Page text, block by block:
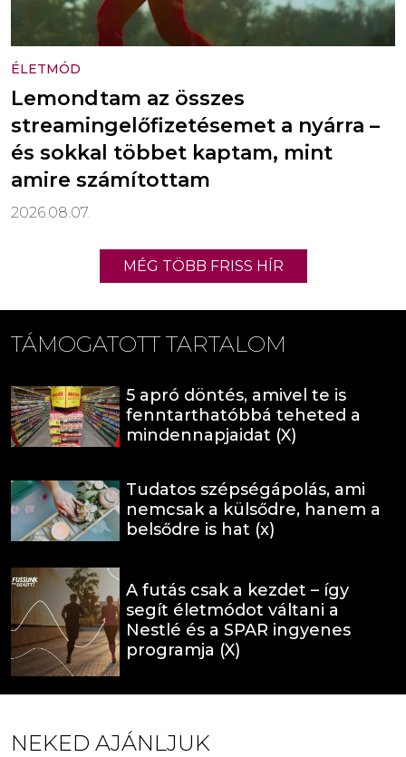
ÉLETMÓD
Lemondtam az összes
streamingelőfizetésemet a nyárra –
és sokkal többet kaptam, mint
amire számítottam
2026.08.07.
MÉG TÖBB FRISS HÍR
TÁMOGATOTT TARTALOM
5 apró döntés, amivel te is
fenntarthatóbbá teheted a
mindennapjaidat (X)
Tudatos szépségápolás, ami
nemcsak a külsődre, hanem a
belsődre is hat (x)
A futás csak a kezdet – így
segít életmódot váltani a
Nestlé és a SPAR ingyenes
programja (X)
NEKED AJÁNLJUK